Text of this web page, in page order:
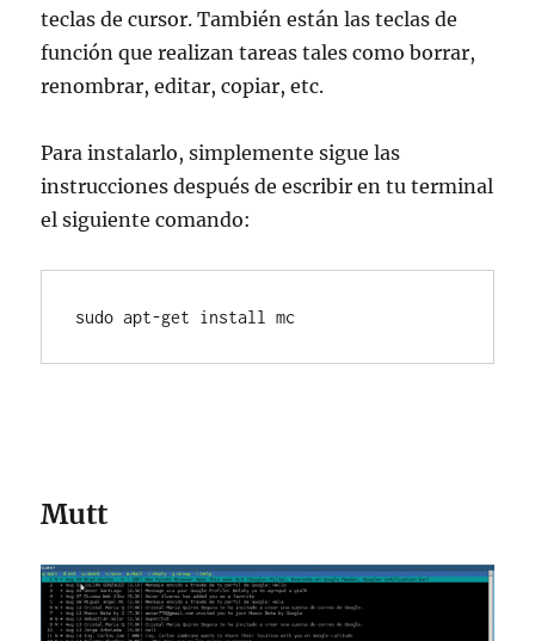
teclas de cursor. También están las teclas de
función que realizan tareas tales como borrar,
renombrar, editar, copiar, etc.
Para instalarlo, simplemente sigue las
instrucciones después de escribir en tu terminal
el siguiente comando:
sudo apt-get install mc
Mutt